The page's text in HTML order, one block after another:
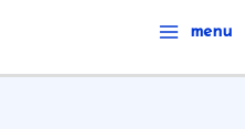
Main
Menu
menu